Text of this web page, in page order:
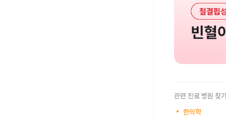
관련 진료 병원 찾
한의학